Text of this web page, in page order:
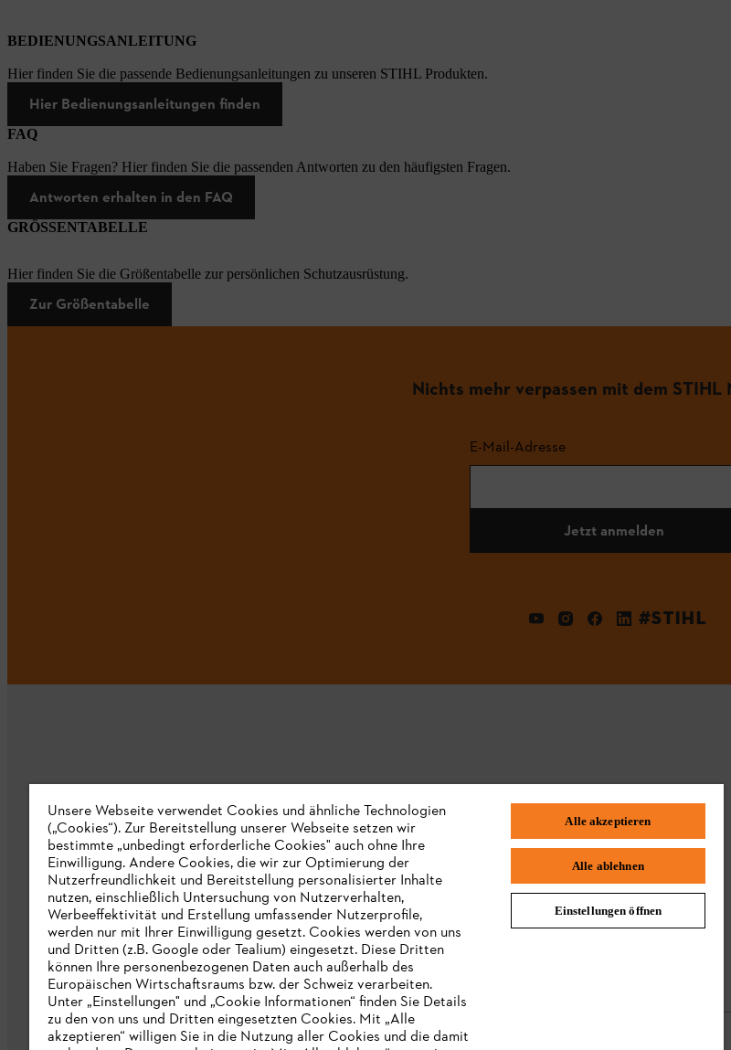
BEDIENUNGSANLEITUNG
Hier finden Sie die passende Bedienungsanleitungen zu unseren STIHL Produkten.
Hier Bedienungsanleitungen finden
FAQ
Haben Sie Fragen? Hier finden Sie die passenden Antworten zu den häufigsten Fragen.
Antworten erhalten in den FAQ
GRÖSSENTABELLE
Hier finden Sie die Größentabelle zur persönlichen Schutzausrüstung.
Zur Größentabelle
Nichts mehr verpassen mit dem
E-Mail-Adresse
Jetzt anmelden
#STIHL
Unternehmen
Über uns
Katalog
Informationen für Lieferanten
STIHL Hinweisgebersystem
Häufig gestellte Fragen
Sortiment
Batterien und elektrische Geräte
Bedienungsanleitungen
Unsere Webseite verwendet Cookies und ähnliche Technologien
(„Cookies“). Zur Bereitstellung unserer Webseite setzen wir
bestimmte „unbedingt erforderliche Cookies" auch ohne Ihre
Einwilligung. Andere Cookies, die wir zur Optimierung der
Nutzerfreundlichkeit und Bereitstellung personalisierter Inhalte
nutzen, einschließlich Untersuchung von Nutzerverhalten,
Werbeeffektivität und Erstellung umfassender Nutzerprofile,
werden nur mit Ihrer Einwilligung gesetzt. Cookies werden von uns
und Dritten (z.B. Google oder Tealium) eingesetzt. Diese Dritten
können Ihre personenbezogenen Daten auch außerhalb des
Europäischen Wirtschaftsraums bzw. der Schweiz verarbeiten.
Unter „Einstellungen" und „Cookie Informationen“ finden Sie Details
zu den von uns und Dritten eingesetzten Cookies. Mit „Alle
akzeptieren“ willigen Sie in die Nutzung aller Cookies und die damit
Alle akzeptieren
Alle ablehnen
Einstellungen öffnen